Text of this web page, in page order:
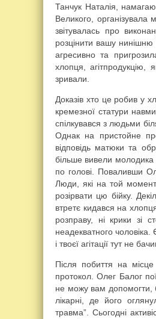
Танчук Наталія,
Великого,
звітувалась про
розцінити вашу нинішню
агресивно та
хлопця, агітпродукцію,
зривали.
Доказів хто це робив у
кремезної статури
спілкувався з людьми
Однак на пристойне
відповідь матюки та
більше вивели молодика
по голові. Поваливши
Люди, які на той момент
розірвати цю бійку.
втретє кидався на
розправу, ні крики зі
неадекватного
і твоєї агітації тут не
Після побиття на місце
протокол. Олег Балог
не можу вам допомогти,
лікарні, де його
травма”. Сьогодні